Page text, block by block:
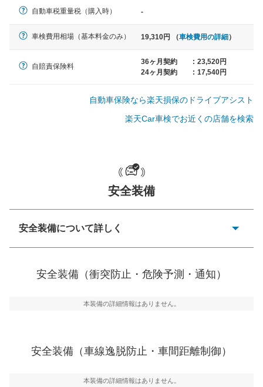
ノア、セレナ、プリウス、カロー
大型車
スター、ハイエースワゴン、デリ
一般的な荷物のサイズの目安
自動車税重量税（購入時） -
車検費用相場（基本料金のみ） 19,310円 （車検費用の詳細）
自賠責保険料
36ヶ月契約 : 23,520円
24ヶ月契約
: 17,540円
自動車保険なら楽天損保のドライブアシスト
楽天Car車検でお近くの店舗を検索
安全装備
安全装備について詳しく
ーキアシスト、ABSなどが装備されています。
車線逸脱防止
車線のはみだしやふらつきを防止するためにレーンキー
安全装備（衝突防止・危険予測・通知）
本装備の詳細情報はありません。
安全装備（車線逸脱防止・車間距離制御）
本装備の詳細情報はありません。